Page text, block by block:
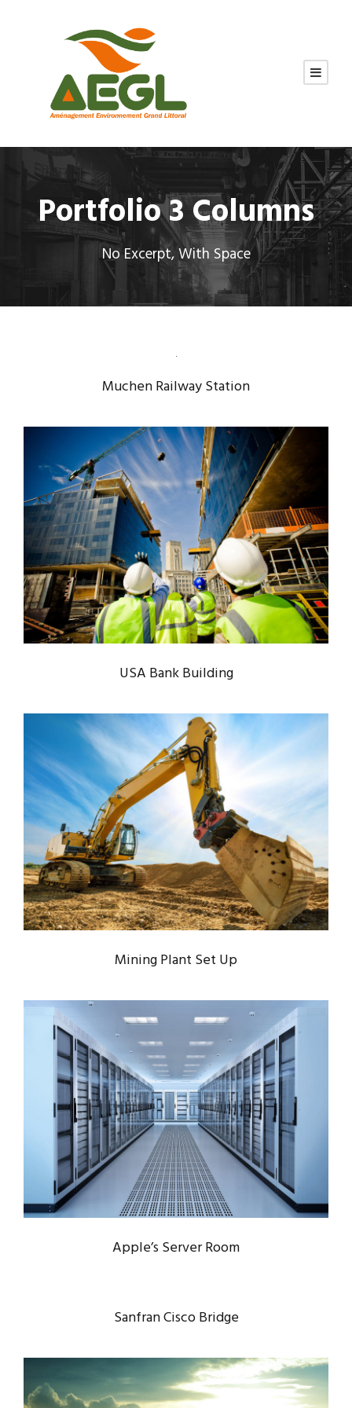
Portfolio 3 Columns
No Excerpt, With Space
MUCHEN RAILWAY STATION
Muchen Railway Station
USA BANK BUILDING
Bank / System
USA Bank Building
MINING PLANT SET UP
Mining
Plants
Mining Plant Set Up
APPLE’S SERVER ROOM
Data / Server
Apple’s Server Room
Sanfran Cisco Bridge